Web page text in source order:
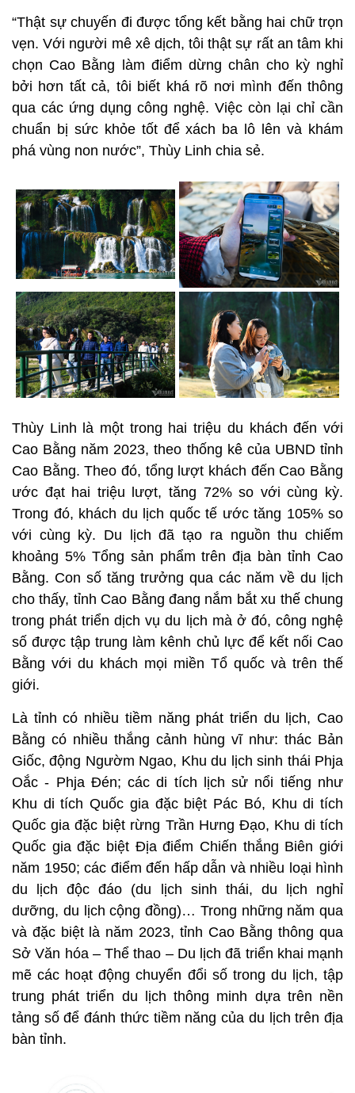
“Thật sự chuyến đi được tổng kết bằng hai chữ trọn
vẹn. Với người mê xê dịch, tôi thật sự rất an tâm khi
chọn Cao Bằng làm điểm dừng chân cho kỳ nghỉ
bởi hơn tất cả, tôi biết khá rõ nơi mình đến thông
qua các ứng dụng công nghệ. Việc còn lại chỉ cần
chuẩn bị sức khỏe tốt để xách ba lô lên và khám
phá vùng non nước”, Thùy Linh chia sẻ.
Thùy Linh là một trong hai triệu du khách đến với
Cao Bằng năm 2023, theo thống kê của UBND tỉnh
Cao Bằng. Theo đó, tổng lượt khách đến Cao Bằng
ước đạt hai triệu lượt, tăng 72% so với cùng kỳ.
Trong đó, khách du lịch quốc tế ước tăng 105% so
với cùng kỳ. Du lịch đã tạo ra nguồn thu chiếm
khoảng 5% Tổng sản phẩm trên địa bàn tỉnh Cao
Bằng. Con số tăng trưởng qua các năm về du lịch
cho thấy, tỉnh Cao Bằng đang nắm bắt xu thế chung
trong phát triển dịch vụ du lịch mà ở đó, công nghệ
số được tập trung làm kênh chủ lực để kết nối Cao
Bằng với du khách mọi miền Tổ quốc và trên thế
giới.
Là tỉnh có nhiều tiềm năng phát triển du lịch, Cao
Bằng có nhiều thắng cảnh hùng vĩ như: thác Bản
Giốc, động Ngườm Ngao, Khu du lịch sinh thái Phja
Oắc - Phja Đén; các di tích lịch sử nổi tiếng như
Khu di tích Quốc gia đặc biệt Pác Bó, Khu di tích
Quốc gia đặc biệt rừng Trần Hưng Đạo, Khu di tích
Quốc gia đặc biệt Địa điểm Chiến thắng Biên giới
năm 1950; các điểm đến hấp dẫn và nhiều loại hình
du lịch độc đáo (du lịch sinh thái, du lịch nghỉ
dưỡng, du lịch cộng đồng)… Trong những năm qua
và đặc biệt là năm 2023, tỉnh Cao Bằng thông qua
Sở Văn hóa – Thể thao – Du lịch đã triển khai mạnh
mẽ các hoạt động chuyển đổi số trong du lịch, tập
trung phát triển du lịch thông minh dựa trên nền
tảng số để đánh thức tiềm năng của du lịch trên địa
bàn tỉnh.